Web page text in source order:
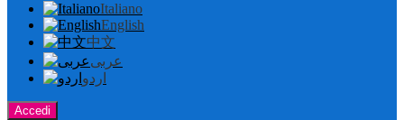
Italiano
English
中文
عربى
اردو
Accedi